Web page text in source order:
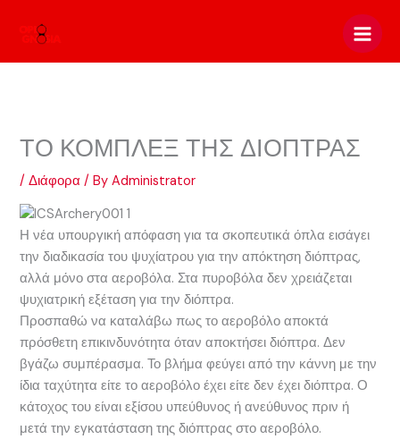
ΤΟ ΚΟΜΠΛΕΞ ΤΗΣ ΔΙΟΠΤΡΑΣ
/Διάφορα / ByAdministrator
Η νέα υπουργική απόφαση για τα σκοπευτικά όπλα εισάγει
την διαδικασία του ψυχίατρου για την απόκτηση διόπτρας,
αλλά μόνο στα αεροβόλα. Στα πυροβόλα δεν χρειάζεται
ψυχιατρική εξέταση για την διόπτρα.
Προσπαθώ να καταλάβω πως το αεροβόλο αποκτά
πρόσθετη επικινδυνότητα όταν αποκτήσει διόπτρα. Δεν
βγάζω συμπέρασμα. Το βλήμα φεύγει από την κάννη με την
ίδια ταχύτητα είτε το αεροβόλο έχει είτε δεν έχει διόπτρα. Ο
κάτοχος του είναι εξίσου υπεύθυνος ή ανεύθυνος πριν ή
μετά την εγκατάσταση της διόπτρας στο αεροβόλο.